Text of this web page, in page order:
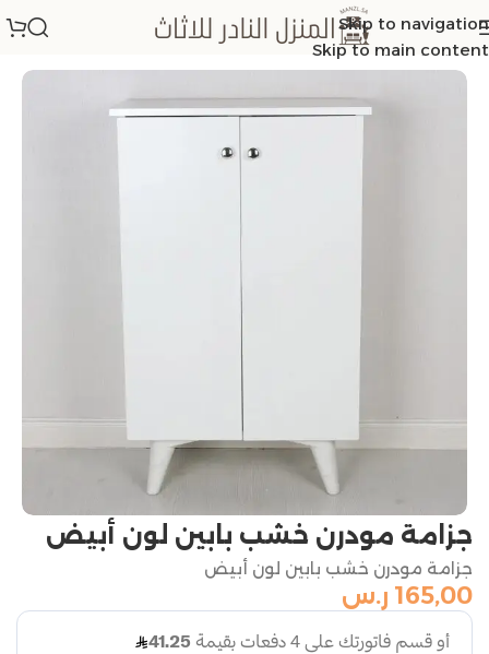
Skip to navigation
Skip to main content
الرئيسية/جزامه
جزامة مودرن خشب بابين لون أبيض
جزامة مودرن خشب بابين لون أبيض
165,00 ر.س